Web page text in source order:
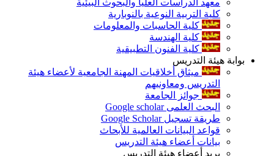
كلية التربية النوعية بالنوبارية
كلية الحاسبات والمعلومات
كلية الهندسة
كلية الفنون التطبيقية
بوابة هيئة التدريس
ميثاق أخلاقيات المهنة الجامعية لأعضاء هيئة
التدريس ومعاونيهم
جوائز الجامعة
البحث العلمى Google scholar
طريقة تسجيل Google Scholar
قواعد البيانات العالمية للأبحاث
بيانات أعضاء هيئة التدريس
بريد أعضاء هيئة التدريس